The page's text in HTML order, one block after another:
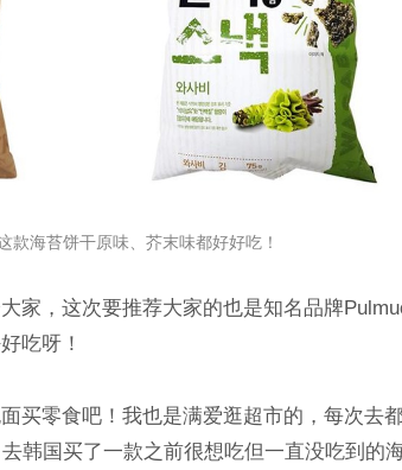
款海苔饼干原味、芥末味都好好吃！
家，这次要推荐大家的也是知名品牌
吃呀！
买零食吧！我也是满爱逛超市的，每次去
韩国买了一款之前很想吃但一直没吃到的